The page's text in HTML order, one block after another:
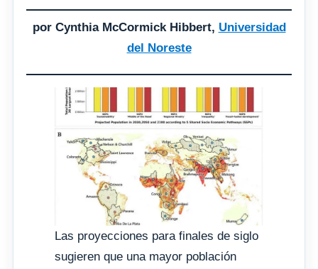
por Cynthia McCormick Hibbert, Universidad
del Noreste
Las proyecciones para finales de siglo
sugieren que una mayor población